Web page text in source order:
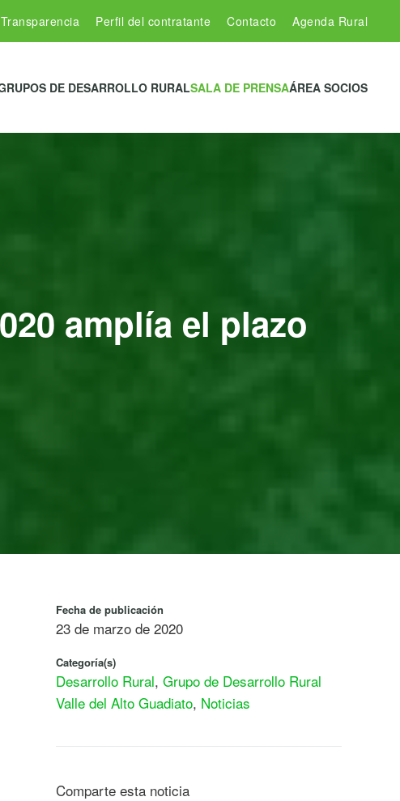
Transparencia Perfil del contratante Contacto Agenda Rural
DE DESARROLLO RURALSALA DE PRENSAÁREA SOCIOS
amplía el plazo
Fecha de publicación
23 de marzo de 2020
Categoría(s)
Desarrollo Rural, Grupo de Desarrollo Rural
Valle del Alto Guadiato, Noticias
Comparte esta noticia